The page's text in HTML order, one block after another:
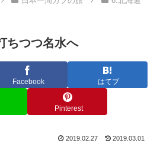
つつ名水へ
Facebook はてブ
Pinterest
2019.02.27 2019.03.01